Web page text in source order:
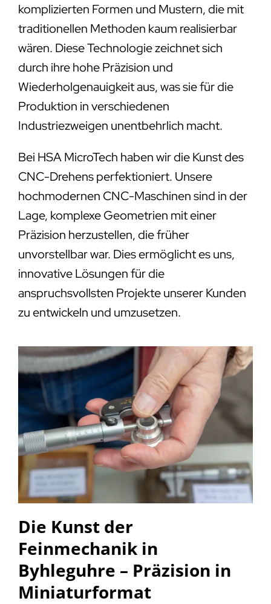
komplizierten Formen und Mustern, die mit
traditionellen Methoden kaum realisierbar
wären. Diese Technologie zeichnet sich
durch ihre hohe Präzision und
Wiederholgenauigkeit aus, was sie für die
Produktion in verschiedenen
Industriezweigen unentbehrlich macht.
Bei HSA MicroTech haben wir die Kunst des
CNC-Drehens perfektioniert. Unsere
hochmodernen CNC-Maschinen sind in der
Lage, komplexe Geometrien mit einer
Präzision herzustellen, die früher
unvorstellbar war. Dies ermöglicht es uns,
innovative Lösungen für die
anspruchsvollsten Projekte unserer Kunden
zu entwickeln und umzusetzen.
Die Kunst der
Feinmechanik in
Byhleguhre – Präzision in
Miniaturformat